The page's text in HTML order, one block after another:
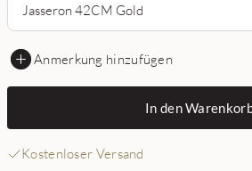
Jasseron 42CM Gold
Anmerkung hinzufügen
In den
Kostenloser Versand